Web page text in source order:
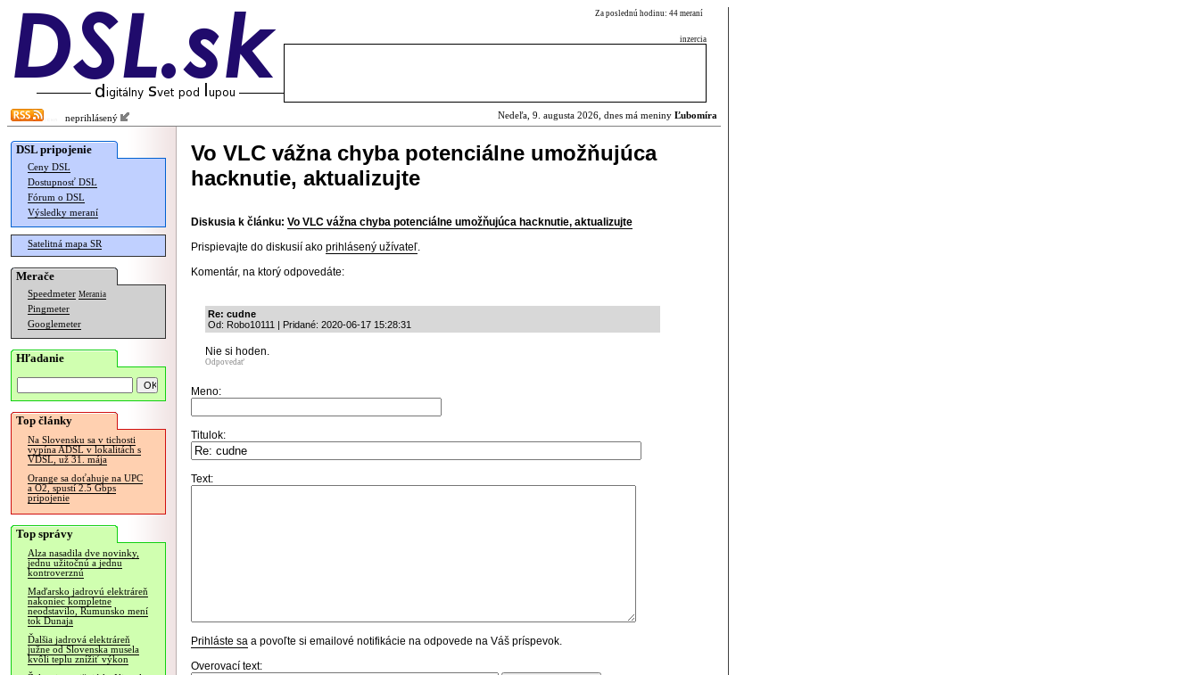
Za poslednú hodinu: 44 meraní
inzercia
neprihlásený Nedeľa, 9. augusta 2026, dnes má meniny Ľubomíra
DSL pripojenie
Ceny DSL
Dostupnosť DSL
Fórum o DSL
Výsledky meraní
Satelitná mapa SR
Merače
Speedmeter Merania
Pingmeter
Googlemeter
Hľadanie
Top články
Na Slovensku sa v tichosti
vypína ADSL v lokalitách s
VDSL, už 31. mája
Orange sa doťahuje na UPC
a O2, spustí 2.5 Gbps
pripojenie
Top správy
Alza nasadila dve novinky,
jednu užitočnú a jednu
kontroverznú
Maďarsko jadrovú elektráreň
nakoniec kompletne
neodstavilo, Rumunsko mení
tok Dunaja
Ďalšia jadrová elektráreň
južne od Slovenska musela
kvôli teplu znížiť výkon
Vo VLC vážna chyba potenciálne umožňujúca
hacknutie, aktualizujte
Diskusia k článku: Vo VLC vážna chyba potenciálne umožňujúca hacknutie, aktualizujte
Prispievajte do diskusií ako prihlásený užívateľ.
Komentár, na ktorý odpovedáte:
Re: cudne
Od: Robo10111 | Pridané: 2020-06-17 15:28:31
Nie si hoden.
Odpovedať
Meno:
Titulok:
Text:
Prihláste sa a povoľte si emailové notifikácie na odpovede na Váš príspevok.
Overovací text: